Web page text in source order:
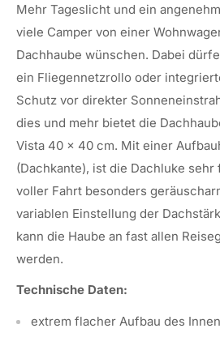
Mehr Tageslicht und ein
viele Camper von einer
Dachhaube wünschen. Dabei
ein Fliegennetzrollo oder
Schutz vor direkter
dies und mehr bietet die
Vista 40 x 40 cm. Mit einer
(Dachkante), ist die Dachluke
voller Fahrt besonders
variablen Einstellung der
kann die Haube an fast allen
werden.
Technische Daten:
extrem flacher Aufbau des